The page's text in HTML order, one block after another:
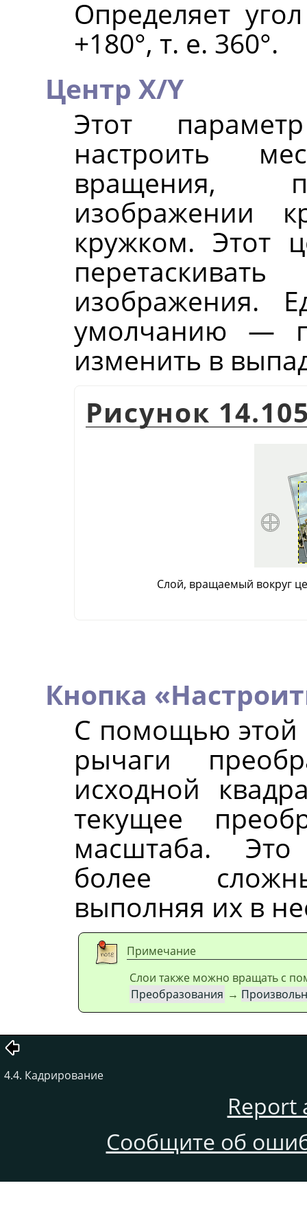
Определяет
+180°, т. е. 360°.
Центр X/Y
Этот
настроить
вращения,
изображении
кружком. Этот
изображения.
умолчанию —
изменить в
Рисунок
Слой, вращаемый вокруг
Кнопка
С помощью этой
рычаги
исходной
текущее
масштаба. Это
более
выполняя их в
Примечание
Слои также можно вращать с
Преобразования →
4.4. Кадрирование
Report
Сообщите об